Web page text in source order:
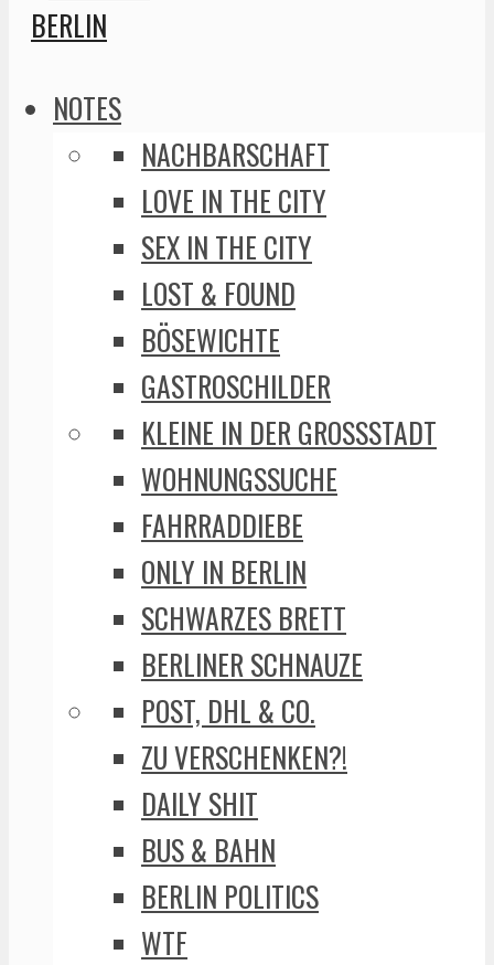
NOTES
NACHBARSCHAFT
LOVE IN THE CITY
SEX IN THE CITY
LOST & FOUND
BÖSEWICHTE
GASTROSCHILDER
KLEINE IN DER GROSSSTADT
WOHNUNGSSUCHE
FAHRRADDIEBE
ONLY IN BERLIN
SCHWARZES BRETT
BERLINER SCHNAUZE
POST, DHL & CO.
ZU VERSCHENKEN?!
DAILY SHIT
BUS & BAHN
BERLIN POLITICS
WTF